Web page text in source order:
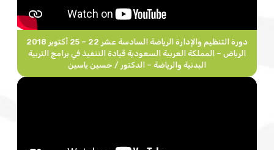
دورة التنظيم والإدارة الرياضة السادسة عشر 22 – 25 أكتوبر 2018
الرياض – المملكة العربية السعودية قيادة التنفيذ في برامج التربية
البدنية والرياضة – الدكتور / حسين ياسين